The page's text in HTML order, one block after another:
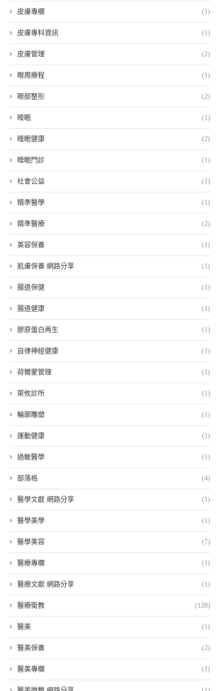
皮膚專欄 (1)
皮膚專科資訊 (1)
皮膚管理 (2)
眼周療程 (1)
眼部整形 (2)
睡眠 (1)
睡眠健康 (2)
睡眠門診 (1)
社會公益 (1)
精準醫學 (1)
精準醫療 (2)
美容保養 (1)
肌膚保養 網路分享 (1)
腸道保健 (1)
腸道健康 (1)
膠原蛋白再生 (1)
自律神經健康 (1)
荷爾蒙管理 (1)
萊攸診所 (1)
輪廓雕塑 (1)
運動健康 (1)
過敏醫學 (1)
部落格 (4)
醫學文獻 網路分享 (1)
醫學美學 (1)
醫學美容 (7)
醫療專欄 (1)
醫療文獻 網路分享 (1)
醫療衛教 (128)
醫美 (1)
醫美保養 (2)
醫美專欄 (1)